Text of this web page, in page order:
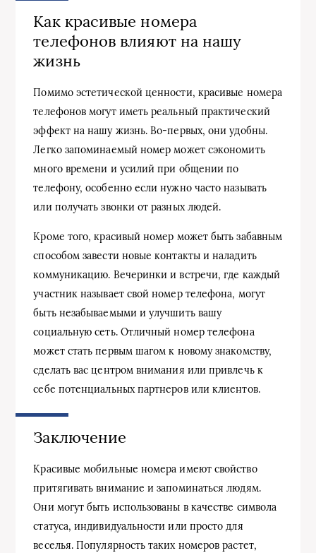
Как красивые номера
телефонов влияют на нашу
жизнь
Помимо эстетической ценности, красивые номера
телефонов могут иметь реальный практический
эффект на нашу жизнь. Во-первых, они удобны.
Легко запоминаемый номер может сэкономить
много времени и усилий при общении по
телефону, особенно если нужно часто называть
или получать звонки от разных людей.
Кроме того, красивый номер может быть забавным
способом завести новые контакты и наладить
коммуникацию. Вечеринки и встречи, где каждый
участник называет свой номер телефона, могут
быть незабываемыми и улучшить вашу
социальную сеть. Отличный номер телефона
может стать первым шагом к новому знакомству,
сделать вас центром внимания или привлечь к
себе потенциальных партнеров или клиентов.
Заключение
Красивые мобильные номера имеют свойство
притягивать внимание и запоминаться людям.
Они могут быть использованы в качестве символа
статуса, индивидуальности или просто для
веселья. Популярность таких номеров растет,